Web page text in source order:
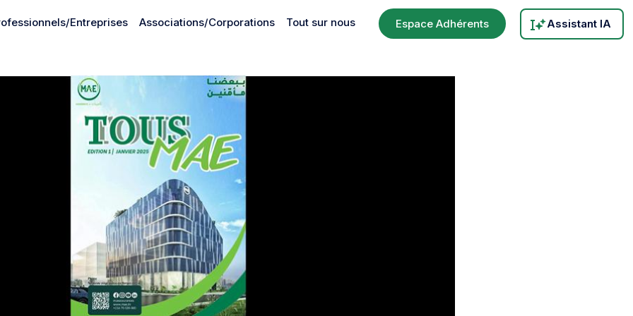
Entreprises Associations/Corporations Tout sur nous Espace Adhérents Assistant IA